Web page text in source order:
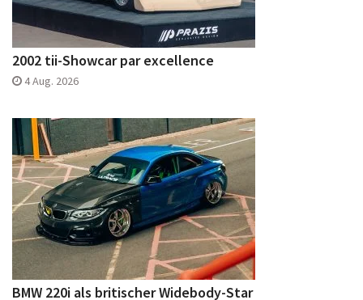
2002 tii-Showcar par excellence
4 Aug. 2026
BMW 220i als britischer Widebody-Star